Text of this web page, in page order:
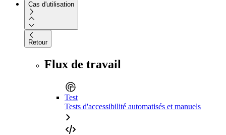
Cas d'utilisation
Retour
Flux de travail
Test
Tests d'accessibilité automatisés et manuels